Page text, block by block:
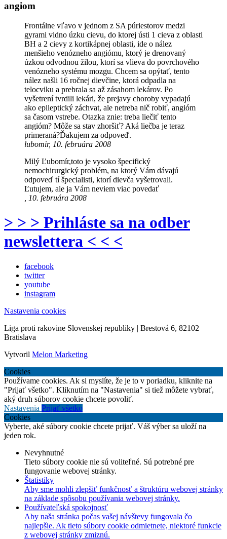
angiom
Frontálne vľavo v jednom z SA púriestorov medzi
gyrami vidno úzku cievu, do ktorej ústi 1 cieva z oblasti
BH a 2 cievy z kortikápnej oblasti, ide o nález
menšieho venózneho angiómu, ktorý je drenovaný
úzkou odvodnou žilou, ktorí sa vlieva do povrchového
venózneho systému mozgu. Chcem sa opýtať, tento
nález našli 16 ročnej dievčine, ktorá odpadla na
telocviku a prebrala sa až zásahom lekárov. Po
vyšetrení tvrdili lekári, že prejavy choroby vypadajú
ako epileptický záchvat, ale netreba nič robiť, angióm
sa časom vstrebe. Otazka znie: treba liečiť tento
angióm? Môže sa stav zhoršiť? Aká liečba je teraz
primeraná?Ďakujem za odpoveď.
lubomir, 10. februára 2008
Milý Ľubomír,toto je vysoko špecifický
nemochirurgický problém, na ktorý Vám dávajú
odpoveď tí špecialisti, ktorí dievča vyšetrovali.
Ľutujem, ale ja Vám neviem viac povedať
, 10. februára 2008
> > > Prihláste sa na odber
newslettera < < <
facebook
twitter
youtube
instagram
Nastavenia cookies
Liga proti rakovine Slovenskej republiky | Brestová 6, 82102
Bratislava
Vytvoril Melon Marketing
Cookies
Používame cookies. Ak si myslíte, že je to v poriadku, kliknite na
"Prijať všetko". Kliknutím na "Nastavenia" si tiež môžete vybrať,
aký druh súborov cookie chcete povoliť.
Nastavenia Prijať všetko
Cookies
Vyberte, aké súbory cookie chcete prijať. Váš výber sa uloží na
jeden rok.
Nevyhnutné
Tieto súbory cookie nie sú voliteľné. Sú potrebné pre
fungovanie webovej stránky.
Štatistiky
Aby sme mohli zlepšiť funkčnosť a štruktúru webovej stránky
na základe spôsobu používania webovej stránky.
Používateľská spokojnosť
Aby naša stránka počas vašej návštevy fungovala čo
najlepšie. Ak tieto súbory cookie odmietnete, niektoré funkcie
z webovej stránky zmiznú.